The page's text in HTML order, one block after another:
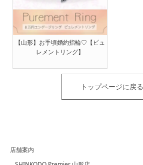
【山形】お手頃婚約指輪♡【ピュ
レメントリング】
トップページに戻る
店舗案内